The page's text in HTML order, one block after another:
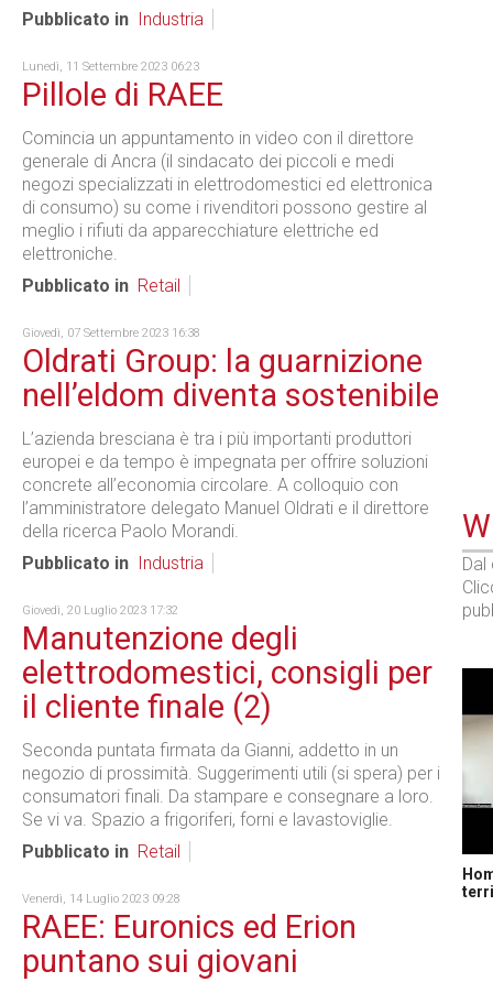
Pubblicato in
Industria
Lunedì, 11 Settembre 2023 06:23
Pillole di RAEE
Comincia un appuntamento in video con il direttore
generale di Ancra (il sindacato dei piccoli e medi
negozi specializzati in elettrodomestici ed elettronica
di consumo) su come i rivenditori possono gestire al
meglio i rifiuti da apparecchiature elettriche ed
elettroniche.
Pubblicato in Retail
Giovedì, 07 Settembre 2023 16:38
Oldrati Group: la guarnizione
nell’eldom diventa sostenibile
L’azienda bresciana è tra i più importanti produttori
europei e da tempo è impegnata per offrire soluzioni
concrete all’economia circolare. A colloquio con
l’amministratore delegato Manuel Oldrati e il direttore
della ricerca Paolo Morandi.
Pubblicato in
Industria
Giovedì, 20 Luglio 2023 17:32
Manutenzione degli
elettrodomestici, consigli per
il cliente finale (2)
Seconda puntata firmata da Gianni, addetto in un
negozio di prossimità. Suggerimenti utili (si spera) per i
consumatori finali. Da stampare e consegnare a loro.
Se vi va. Spazio a frigoriferi, forni e lavastoviglie.
Pubblicato in Retail
Venerdì, 14 Luglio 2023 09:28
RAEE: Euronics ed Erion
puntano sui giovani